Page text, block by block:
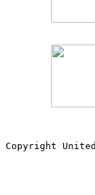
Copyright